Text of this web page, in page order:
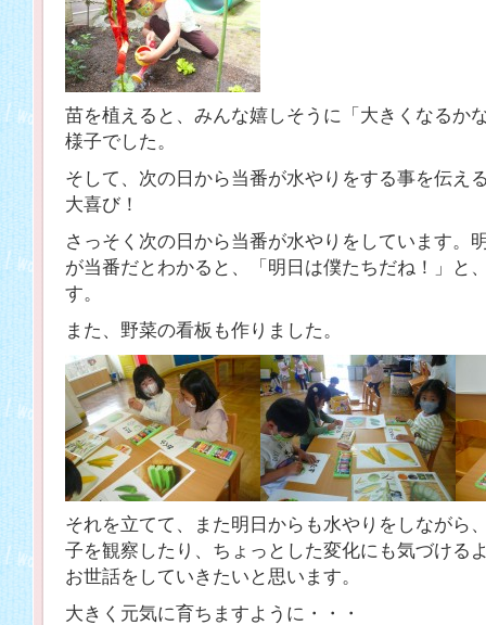
苗を植えると、みんな嬉しそうに「大きくなるか
様子でした。
そして、次の日から当番が水やりをする事を伝え
大喜び！
さっそく次の日から当番が水やりをしています。
が当番だとわかると、「明日は僕たちだね！」と
す。
また、野菜の看板も作りました。
それを立てて、また明日からも水やりをしながら
子を観察したり、ちょっとした変化にも気づける
お世話をしていきたいと思います。
大きく元気に育ちますように・・・